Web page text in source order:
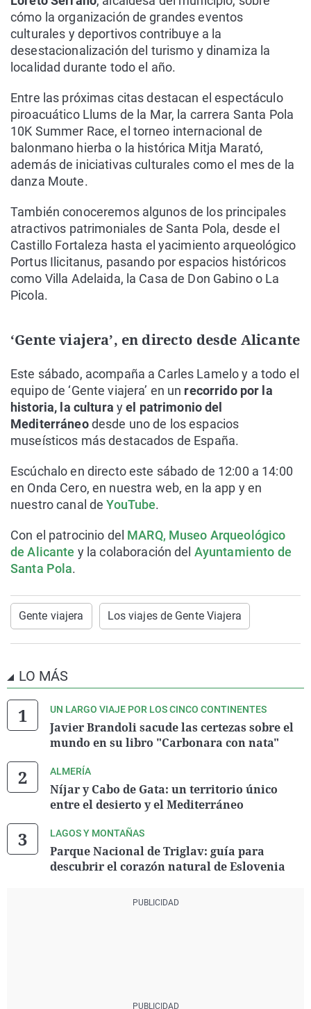
cómo la organización de grandes eventos
culturales y deportivos contribuye a la
desestacionalización del turismo y dinamiza la
localidad durante todo el año.
Entre las próximas citas destacan el espectáculo
piroacuático Llums de la Mar, la carrera Santa Pola
10K Summer Race, el torneo internacional de
balonmano hierba o la histórica Mitja Marató,
además de iniciativas culturales como el mes de la
danza Moute.
También conoceremos algunos de los principales
atractivos patrimoniales de Santa Pola, desde el
Castillo Fortaleza hasta el yacimiento arqueológico
Portus Ilicitanus, pasando por espacios históricos
como Villa Adelaida, la Casa de Don Gabino o La
Picola.
‘Gente viajera’, en directo desde Alicante
Este sábado, acompaña a Carles Lamelo y a todo el
equipo de ‘Gente viajera’ en un recorrido por la
historia, la cultura yel patrimonio del
Mediterráneodesde uno de los espacios
museísticos más destacados de España.
Escúchalo en directo este sábado de 12:00 a 14:00
en Onda Cero, en nuestra web, en la app y en
nuestro canal deYouTube.
Con el patrocinio del MARQ, Museo Arqueológico
de Alicante y la colaboración del Ayuntamiento de
Santa Pola.
Gente viajera Los viajes de Gente Viajera
LO MÁS
UN LARGO VIAJE POR LOS CINCO CONTINENTES
Javier Brandoli sacude las certezas sobre el
mundo en su libro "Carbonara con nata"
ALMERÍA
Níjar y Cabo de Gata: un territorio único
entre el desierto y el Mediterráneo
LAGOS Y MONTAÑAS
Parque Nacional de Triglav: guía para
descubrir el corazón natural de Eslovenia